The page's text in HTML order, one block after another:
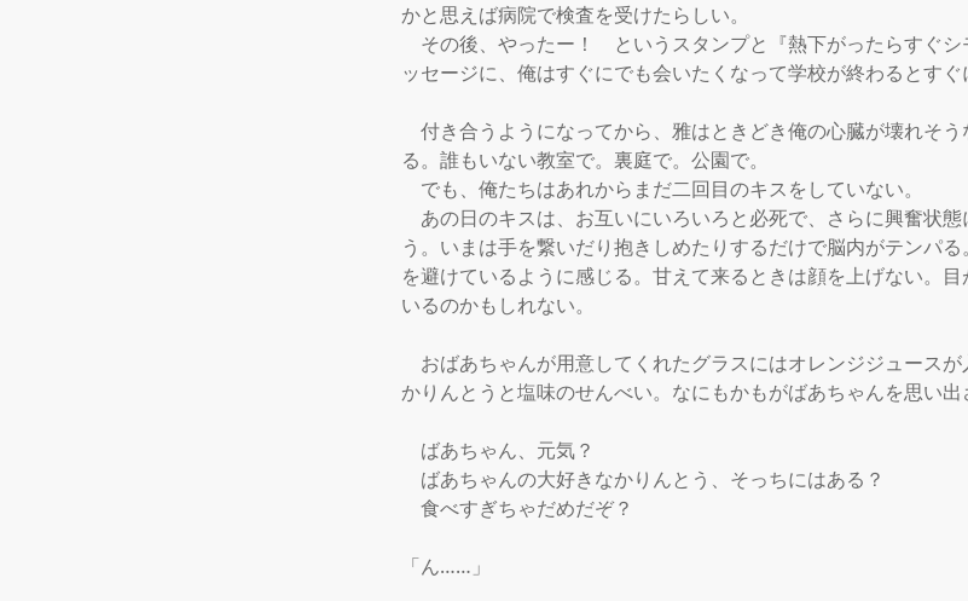
かと思えば病院で検査を受けたらしい。
その後、やったー！　というスタンプと『熱下がったらすぐシ
ッセージに、俺はすぐにでも会いたくなって学校が終わるとすぐ
付き合うようになってから、雅はときどき俺の心臓が壊れそ
る。誰もいない教室で。裏庭で。公園で。
でも、俺たちはあれからまだ二回目のキスをしていない。
あの日のキスは、お互いにいろいろと必死で、さらに興奮状
う。いまは手を繋いだり抱きしめたりするだけで脳内がテンパ
を避けているように感じる。甘えて来るときは顔を上げない。
いるのかもしれない。
おばあちゃんが用意してくれたグラスにはオレンジジュースが
かりんとうと塩味のせんべい。なにもかもがばあちゃんを思い出
ばあちゃん、元気？
ばあちゃんの大好きなかりんとう、そっちにはある？
食べすぎちゃだめだぞ？
「ん……」